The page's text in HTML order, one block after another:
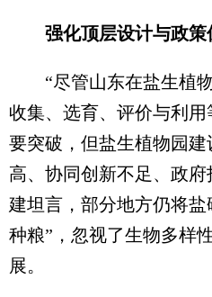
强化顶层设计与政策
“尽管山东在盐生植物
收集、选育、评价与利
要突破，但盐生植物园
高、协同创新不足、政
建坦言，部分地方仍将
种粮”，忽视了生物多样
展。